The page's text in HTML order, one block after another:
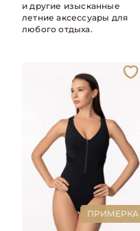
и другие изысканные
летние аксессуары для
любого отдыха.
ПРИМЕРКА